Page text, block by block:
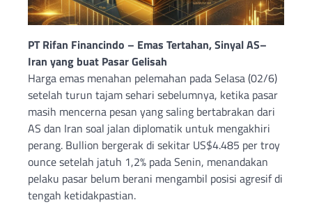
PT Rifan Financindo – Emas Tertahan, Sinyal AS–
Iran yang buat Pasar Gelisah
Harga emas menahan pelemahan pada Selasa (02/6)
setelah turun tajam sehari sebelumnya, ketika pasar
masih mencerna pesan yang saling bertabrakan dari
AS dan Iran soal jalan diplomatik untuk mengakhiri
perang. Bullion bergerak di sekitar US$4.485 per troy
ounce setelah jatuh 1,2% pada Senin, menandakan
pelaku pasar belum berani mengambil posisi agresif di
tengah ketidakpastian.